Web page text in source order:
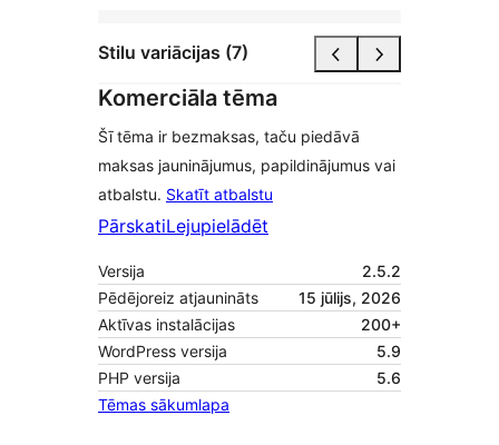
Stilu variācijas (7)
Komerciāla tēma
Šī tēma ir bezmaksas, taču piedāvā
maksas jauninājumus, papildinājumus vai
atbalstu. Skatīt atbalstu
PārskatiLejupielādēt
Versija
2.5.2
Pēdējoreiz atjaunināts
15 jūlijs, 2026
Aktīvas instalācijas
200+
WordPress versija
5.9
PHP versija
5.6
Tēmas sākumlapa